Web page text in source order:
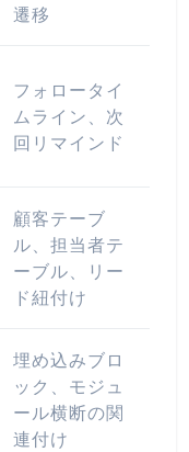
遷移
フォロータイ
ムライン、次
回リマインド
顧客テーブ
ル、担当者テ
ーブル、リー
ド紐付け
埋め込みブロ
ック、モジュ
ール横断の関
連付け